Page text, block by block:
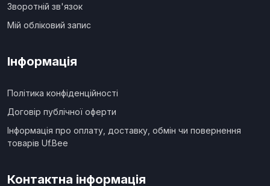
Зворотній зв'язок
Мій обліковий запис
Інформація
Політика конфіденційності
Договір публічної оферти
Інформація про оплату, доставку, обмін чи повернення
товарів Uf.Bee
Контактна інформація